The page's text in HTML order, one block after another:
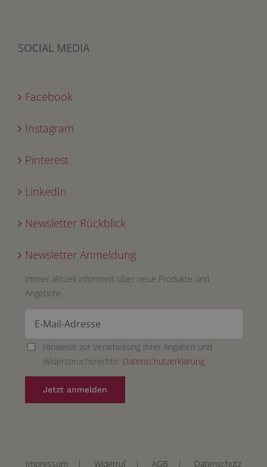
SOCIAL MEDIA
Facebook
Instagram
Pinterest
LinkedIn
Newsletter Rückblick
Newsletter Anmeldung
Immer aktuell informiert über neue Produkte und
Angebote.
Hinweise zur Verarbeitung Ihrer Angaben und
Widerspruchsrechte: Datenschutzerklärung.
Impressum | Widerruf| AGB | Datenschutz